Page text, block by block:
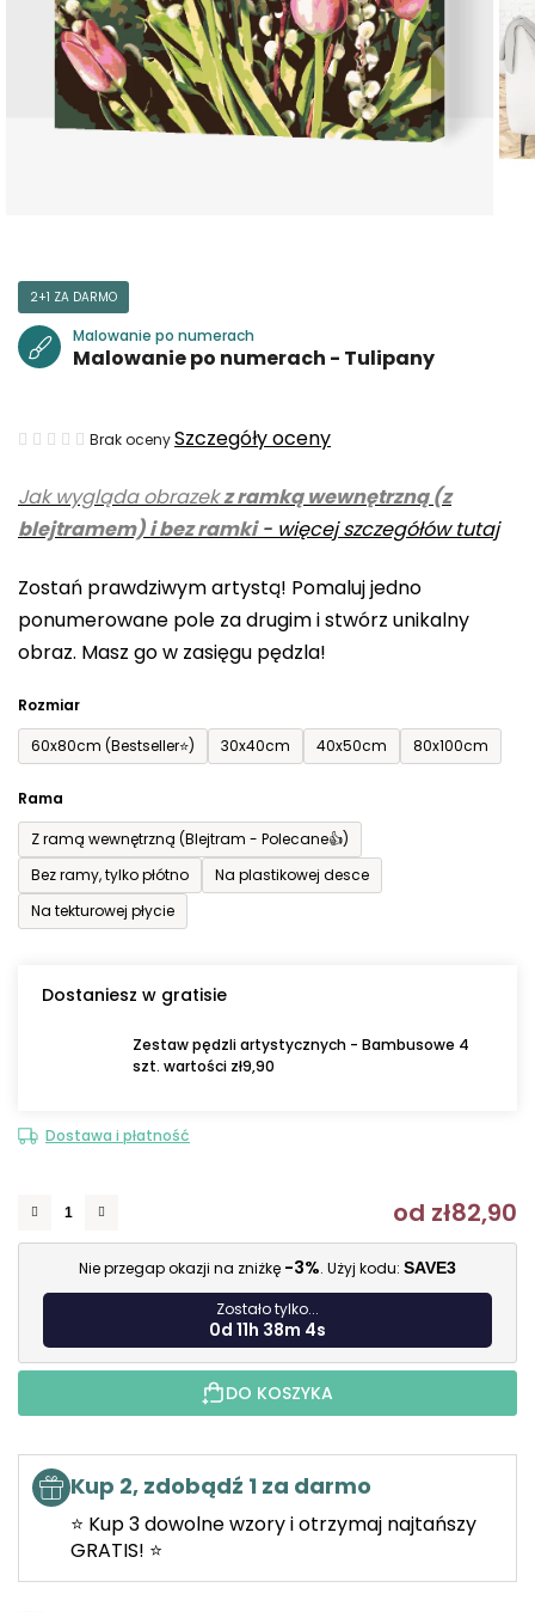
Jak wygląda obrazekz ramką wewnętrzną (z
blejtramem) i bez ramki- więcej szczegółów tutaj
Zostań prawdziwym artystą! Pomaluj jedno
ponumerowane pole za drugim i stwórz unikalny
obraz. Masz go w zasięgu pędzla!
Rozmiar
60x80cm (Bestseller⭐)
30x40cm 40x50cm 80x100cm
Rama
Z ramą wewnętrzną (Blejtram - Polecane👍)
Bez ramy, tylko płótno
Na plastikowej desce
Na tekturowej płycie
Dostaniesz w gratisie
Zestaw pędzli artystycznych - Bambusowe 4
szt. wartości zł9,90
Dostawa i płatność
od zł82,90
Nie przegap okazji na zniżkę -3%. Użyj kodu: SAVE3
Zostało tylko...
0d 11h 38m 3s
DO KOSZYKA
Kup 2, zdobądź 1 za darmo
⭐ Kup 3 dowolne wzory i otrzymaj najtańszy
GRATIS! ⭐
2+1 ZA DARMO
Malowanie po numerach
Malowanie po numerach - Tulipany
Średnia
produktu
wynosi
na
5
gwiazdek.
Brak ocenySzczegóły oceny